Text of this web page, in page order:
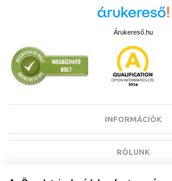
Árukereső.hu
INFORMÁCIÓK
RÓLUNK